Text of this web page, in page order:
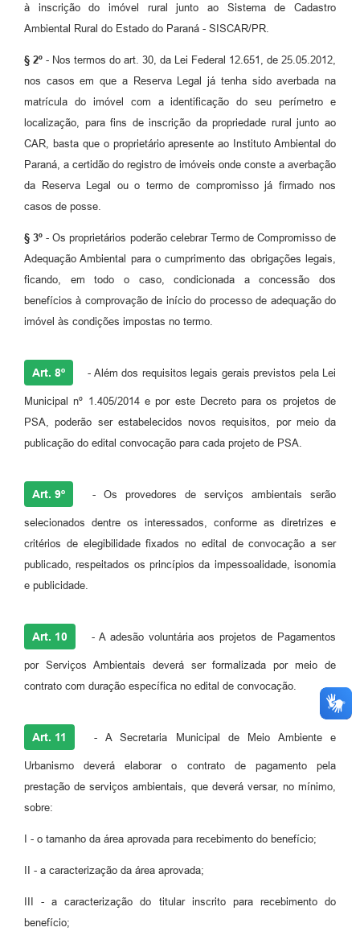
à inscrição do imóvel rural junto ao Sistema de Cadastro
Ambiental Rural do Estado do Paraná - SISCAR/PR.
§ 2º - Nos termos do art. 30, da Lei Federal 12.651, de 25.05.2012,
nos casos em que a Reserva Legal já tenha sido averbada na
matrícula do imóvel com a identificação do seu perímetro e
localização, para fins de inscrição da propriedade rural junto ao
CAR, basta que o proprietário apresente ao Instituto Ambiental do
Paraná, a certidão do registro de imóveis onde conste a averbação
da Reserva Legal ou o termo de compromisso já firmado nos
casos de posse.
§ 3º - Os proprietários poderão celebrar Termo de Compromisso de
Adequação Ambiental para o cumprimento das obrigações legais,
ficando, em todo o caso, condicionada a concessão dos
benefícios à comprovação de início do processo de adequação do
imóvel às condições impostas no termo.
Art. 8º - Além dos requisitos legais gerais previstos pela Lei
Municipal nº 1.405/2014 e por este Decreto para os projetos de
PSA, poderão ser estabelecidos novos requisitos, por meio da
publicação do edital convocação para cada projeto de PSA.
Art. 9º - Os provedores de serviços ambientais serão
selecionados dentre os interessados, conforme as diretrizes e
critérios de elegibilidade fixados no edital de convocação a ser
publicado, respeitados os princípios da impessoalidade, isonomia
e publicidade.
Art. 10 - A adesão voluntária aos projetos de Pagamentos
por Serviços Ambientais deverá ser formalizada por meio de
contrato com duração específica no edital de convocação.
Art. 11 - A Secretaria Municipal de Meio Ambiente e
Urbanismo deverá elaborar o contrato de pagamento pela
prestação de serviços ambientais, que deverá versar, no mínimo,
sobre:
I - o tamanho da área aprovada para recebimento do benefício;
II - a caracterização da área aprovada;
III - a caracterização do titular inscrito para recebimento do
benefício;